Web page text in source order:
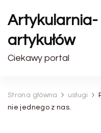
Artykularnia-
artykułów
Ciekawy portal
Strona główna usługi
nie jednego z nas.